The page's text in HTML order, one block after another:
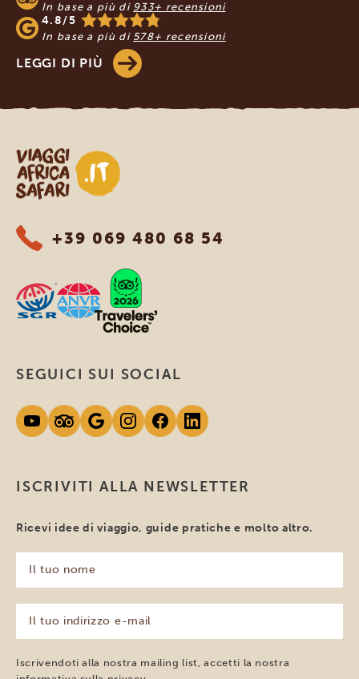
In base a più di 933+ recensioni
4.8/5
In base a più di 578+ recensioni
LEGGI DI PIÙ
Viaggi Africa Safari
+39 069 480 68 54
ISCRIVITI ALLA NEWSLETTER
Ricevi idee di viaggio, guide pratiche e molto altro.
tuo
nome
(Obbligatorio)
tuo
indirizzo
e-
mail
Iscrivendoti alla nostra mailing list, accetti la nostra
SEGUICI SUI SOCIAL